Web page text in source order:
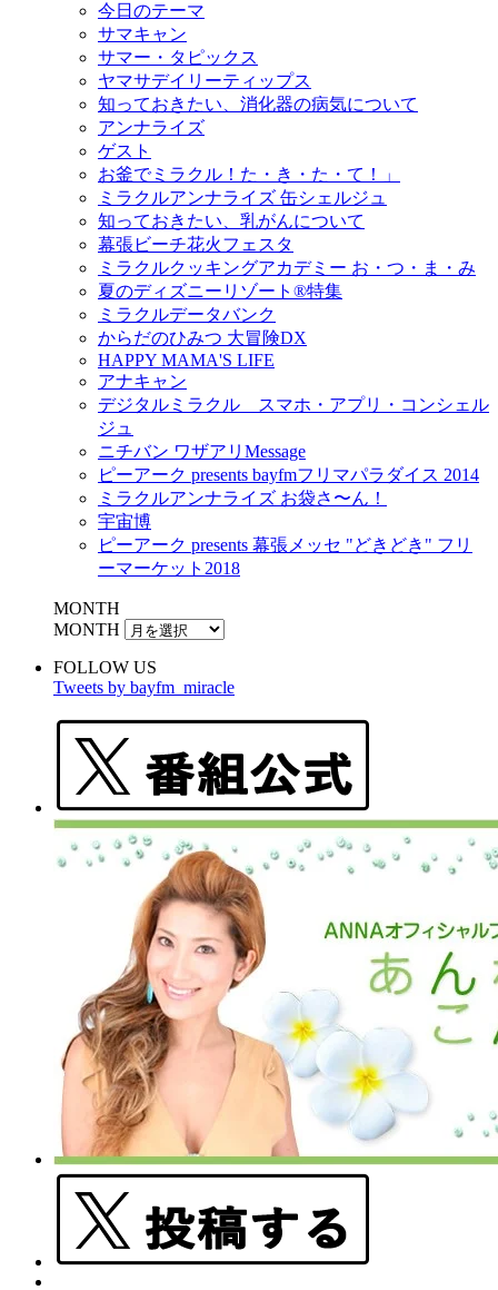
今日のテーマ
サマキャン
サマー・タピックス
ヤマサデイリーティップス
知っておきたい、消化器の病気について
アンナライズ
ゲスト
お釜でミラクル！た・き・た・て！」
ミラクルアンナライズ 缶シェルジュ
知っておきたい、乳がんについて
幕張ビーチ花火フェスタ
ミラクルクッキングアカデミー お・つ・ま・み
夏のディズニーリゾート®特集
ミラクルデータバンク
からだのひみつ 大冒険DX
HAPPY MAMA'S LIFE
アナキャン
デジタルミラクル スマホ・アプリ・コンシェル
ジュ
ニチバン ワザアリMessage
ピーアーク presents bayfmフリマパラダイス 2014
ミラクルアンナライズ お袋さ〜ん！
宇宙博
ピーアーク presents 幕張メッセ "どきどき" フリ
ーマーケット2018
MONTH
MONTH
FOLLOW US
Tweets by bayfm_miracle